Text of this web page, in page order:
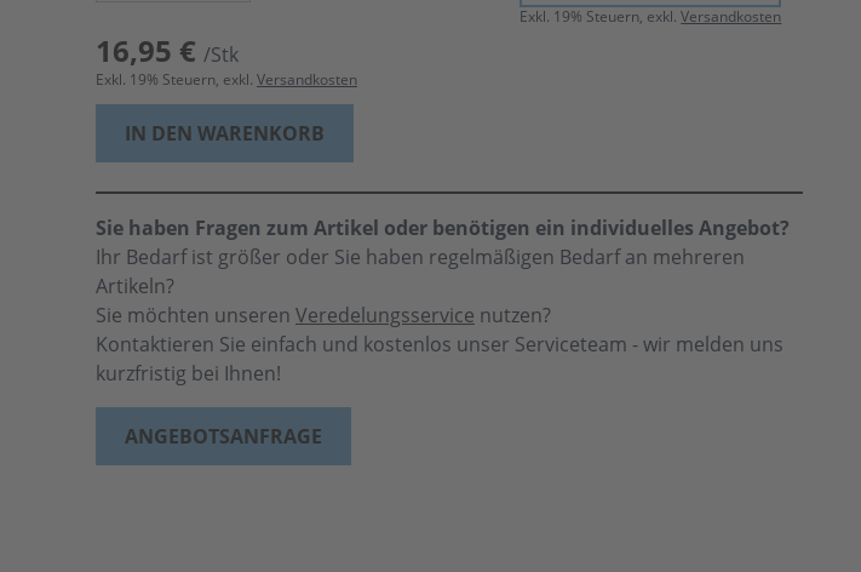
16,95 € /Stk
Exkl. 19% Steuern, exkl. Versandkosten
Exkl. 19% Steuern, exkl.Versandkosten
IN DEN WARENKORB
Sie haben Fragen zum Artikel oder benötigen ein individuelles Angebot?
Ihr Bedarf ist größer oder Sie haben regelmäßigen Bedarf an mehreren
Artikeln?
Sie möchten unseren Veredelungsservice nutzen?
Kontaktieren Sie einfach und kostenlos unser Serviceteam - wir melden uns
kurzfristig bei Ihnen!
ANGEBOTSANFRAGE